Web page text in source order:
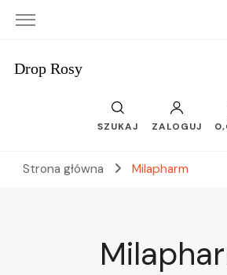
Drop Rosy
SZUKAJ ZALOGUJ
Strona główna Milapharm